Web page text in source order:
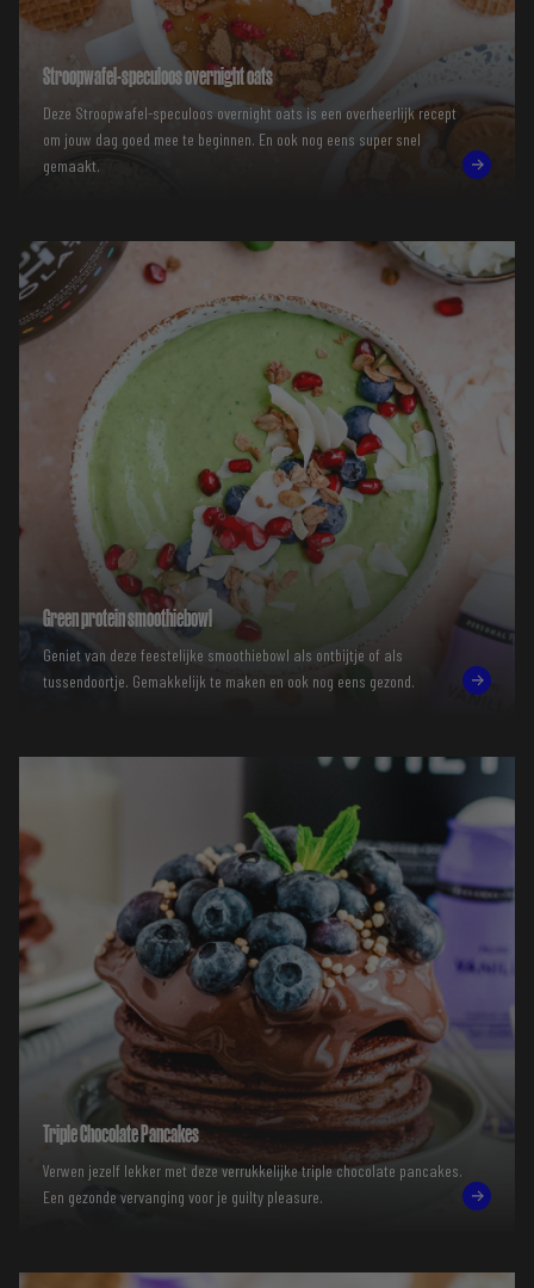
Stroopwafel-speculoos overnight oats
Deze Stroopwafel-speculoos overnight oats is een overheerlijk recept
om jouw dag goed mee te beginnen. En ook nog eens super snel
gemaakt.
Green protein smoothiebowl
Geniet van deze feestelijke smoothiebowl als ontbijtje of als
tussendoortje. Gemakkelijk te maken en ook nog eens gezond.
Triple Chocolate Pancakes
Verwen jezelf lekker met deze verrukkelijke triple chocolate pancakes.
Een gezonde vervanging voor je guilty pleasure.